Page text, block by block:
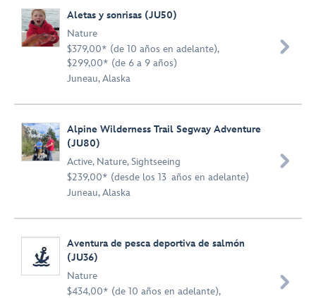
Aletas y sonrisas (JU50)
Nature
$379,00* (de 10 años en adelante),
$299,00* (de 6 a 9 años)
Juneau, Alaska

Alpine Wilderness Trail Segway Adventure
(JU80)
Active, Nature,Sightseeing
$239,00* (desde los 13 años en adelante)
Juneau, Alaska

Aventura de pesca deportiva de salmón
(JU36)
Nature
$434,00* (de 10 años en adelante),
